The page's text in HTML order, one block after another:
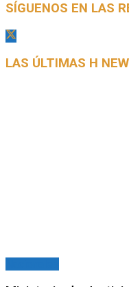
SÍGUENOS EN LAS
LAS ÚLTIMAS H